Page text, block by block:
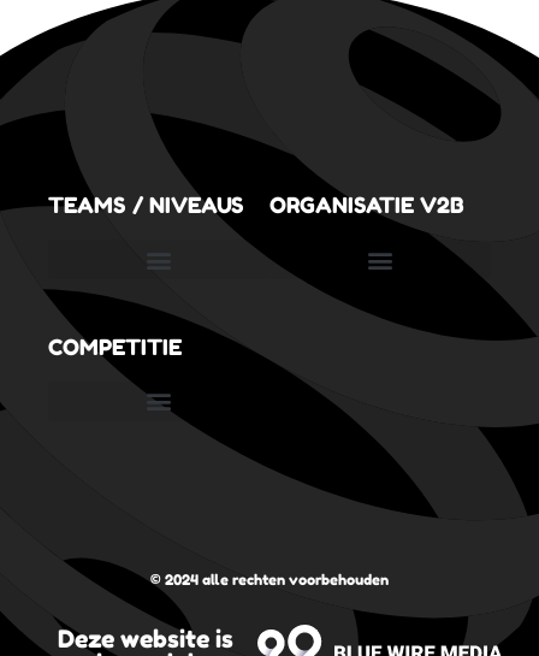
TEAMS / NIVEAUS ORGANISATIE V2B
COMPETITIE
© 2024 alle rechten voorbehouden
Deze website is